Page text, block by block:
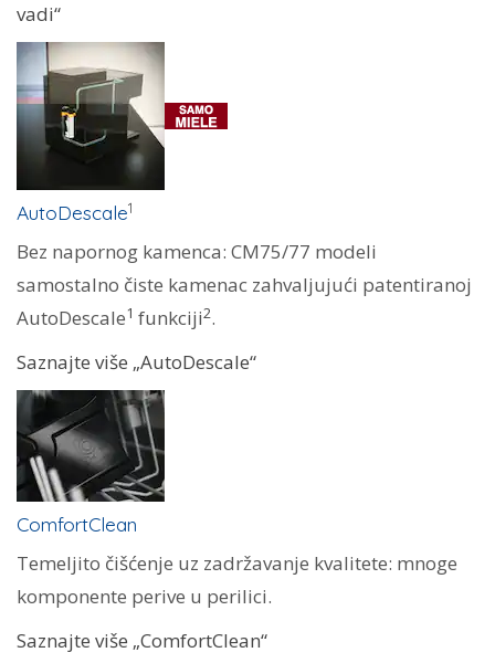
vadi“
AutoDescale1
Bez napornog kamenca: CM75/77 modeli
samostalno čiste kamenac zahvaljujući patentiranoj
AutoDescale1 funkciji2.
Saznajte više „AutoDescale“
ComfortClean
Temeljito čišćenje uz zadržavanje kvalitete: mnoge
komponente perive u perilici.
Saznajte više „ComfortClean“